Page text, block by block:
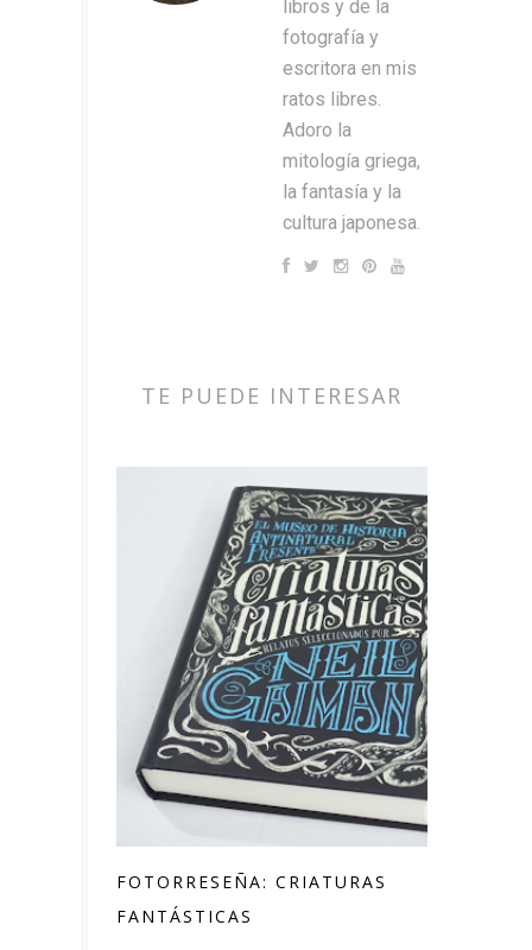
libros y de la
fotografía y
escritora en mis
ratos libres.
Adoro la
mitología griega,
la fantasía y la
cultura japonesa.
TE PUEDE INTERESAR
FOTORRESEÑA: CRIATURAS
FANTÁSTICAS